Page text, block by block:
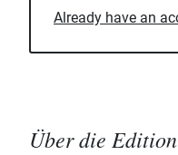
Already have an
Über die Edition